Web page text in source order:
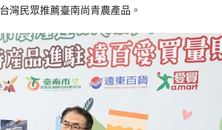
灣民眾推薦臺南尚青農產品。